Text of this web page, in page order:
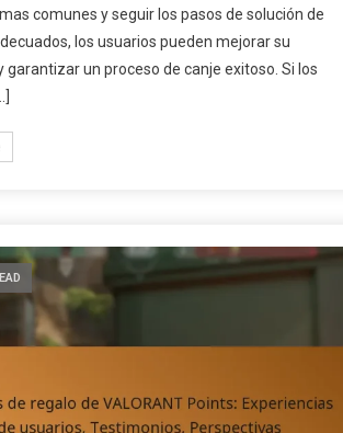
comunes y seguir los pasos de solución de
los usuarios pueden mejorar su
garantizar un proceso de canje exitoso. Si los